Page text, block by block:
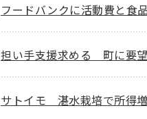
フードバンクに活動費と食
担い手支援求める 町に要
サトイモ 湛水栽培で所得